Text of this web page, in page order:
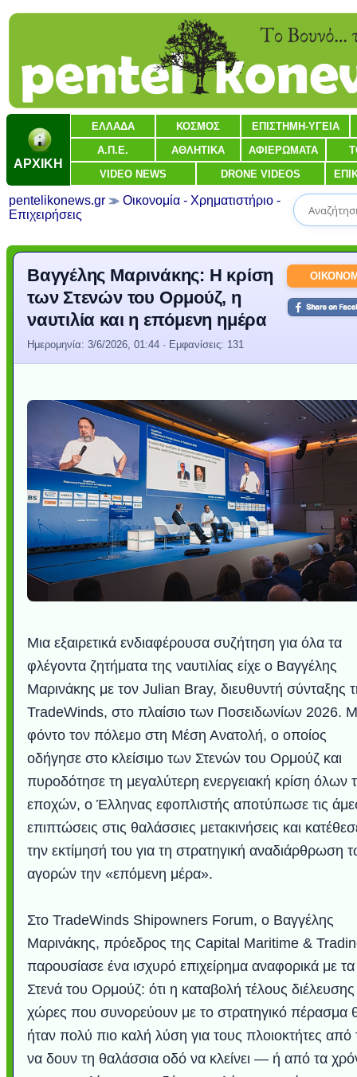
ΑΡΧΙΚΗ
ΕΛΛΑΔΑ ΚΟΣΜΟΣ ΕΠΙΣΤΗΜΗ-ΥΓΕΙΑ
Α.Π.Ε. ΑΘΛΗΤΙΚΑ ΑΦΙΕΡΩΜΑΤΑ
VIDEO NEWS DRONE VIDEOS
pentelikonews.gr
Οικονομία - Χρηματιστήριο -
Επιχειρήσεις
Βαγγέλης Μαρινάκης: Η κρίση
των Στενών του Ορμούζ, η
ναυτιλία και η επόμενη ημέρα
Ημερομηνία: 3/6/2026, 01:44 · Εμφανίσεις: 131
Μια εξαιρετικά ενδιαφέρουσα συζήτηση για όλα τα
φλέγοντα ζητήματα της ναυτιλίας είχε ο Βαγγέλης
Μαρινάκης με τον Julian Bray, διευθυντή σύνταξης
TradeWinds, στο πλαίσιο των Ποσειδωνίων 2026.
φόντο τον πόλεμο στη Μέση Ανατολή, ο οποίος
οδήγησε στο κλείσιμο των Στενών του Ορμούζ και
πυροδότησε τη μεγαλύτερη ενεργειακή κρίση όλων
εποχών, ο Έλληνας εφοπλιστής αποτύπωσε τις
επιπτώσεις στις θαλάσσιες μετακινήσεις και
την εκτίμησή του για τη στρατηγική αναδιάρθρωση
αγορών την «επόμενη μέρα».
Στο TradeWinds Shipowners Forum, ο Βαγγέλης
Μαρινάκης, πρόεδρος της Capital Maritime &
παρουσίασε ένα ισχυρό επιχείρημα αναφορικά με τα
Στενά του Ορμούζ: ότι η καταβολή τέλους διέλευσης
χώρες που συνορεύουν με το στρατηγικό πέρασμα
ήταν πολύ πιο καλή λύση για τους πλοιοκτήτες από
να δουν τη θαλάσσια οδό να κλείνει — ή από τα
Ο αέρας του
τα μαλλιά
Ταξίδι στο
Διεθνής
Σταθμός: Ο
το παράθυρό
Μουσική από
Video:
καταιγίδα
Εντυπωσιακές
από
Abbey,
Ταϊτή
Υποθαλάσσιο
στην
Η νέα
Αθήνας από το
που κάνει το
Ο Κομήτης του
φωτίσει τη Γη
κι απ' το
Συγκινητικό
λεοπάρδαλη
μωρό
Alesund: Μια
Νορβηγία που
Η γάτα και το